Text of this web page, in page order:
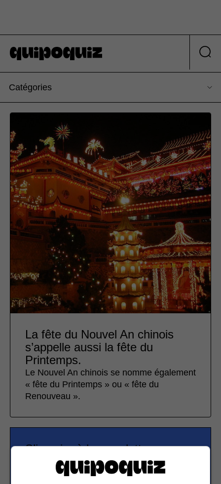
Catégories
La fête du Nouvel An chinois
s’appelle aussi la fête du
Printemps.
Le Nouvel An chinois se nomme également
« fête du Printemps » ou « fête du
Renouveau ».
S’inscrire à la newsletter